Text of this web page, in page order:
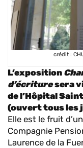
crédit :
L’exposition
d’écriture sera
de l’Hôpital
(ouvert tous les
Elle est le fruit
Compagnie
Laurence de la